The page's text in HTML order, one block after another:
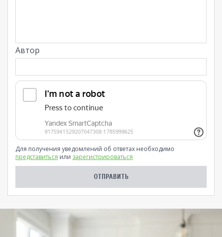
Автор
Для получения уведомлений об ответах необходимо
представиться или зарегистрироваться